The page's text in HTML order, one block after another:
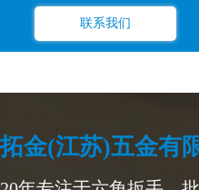
联系我们
拓金(江苏)五金有